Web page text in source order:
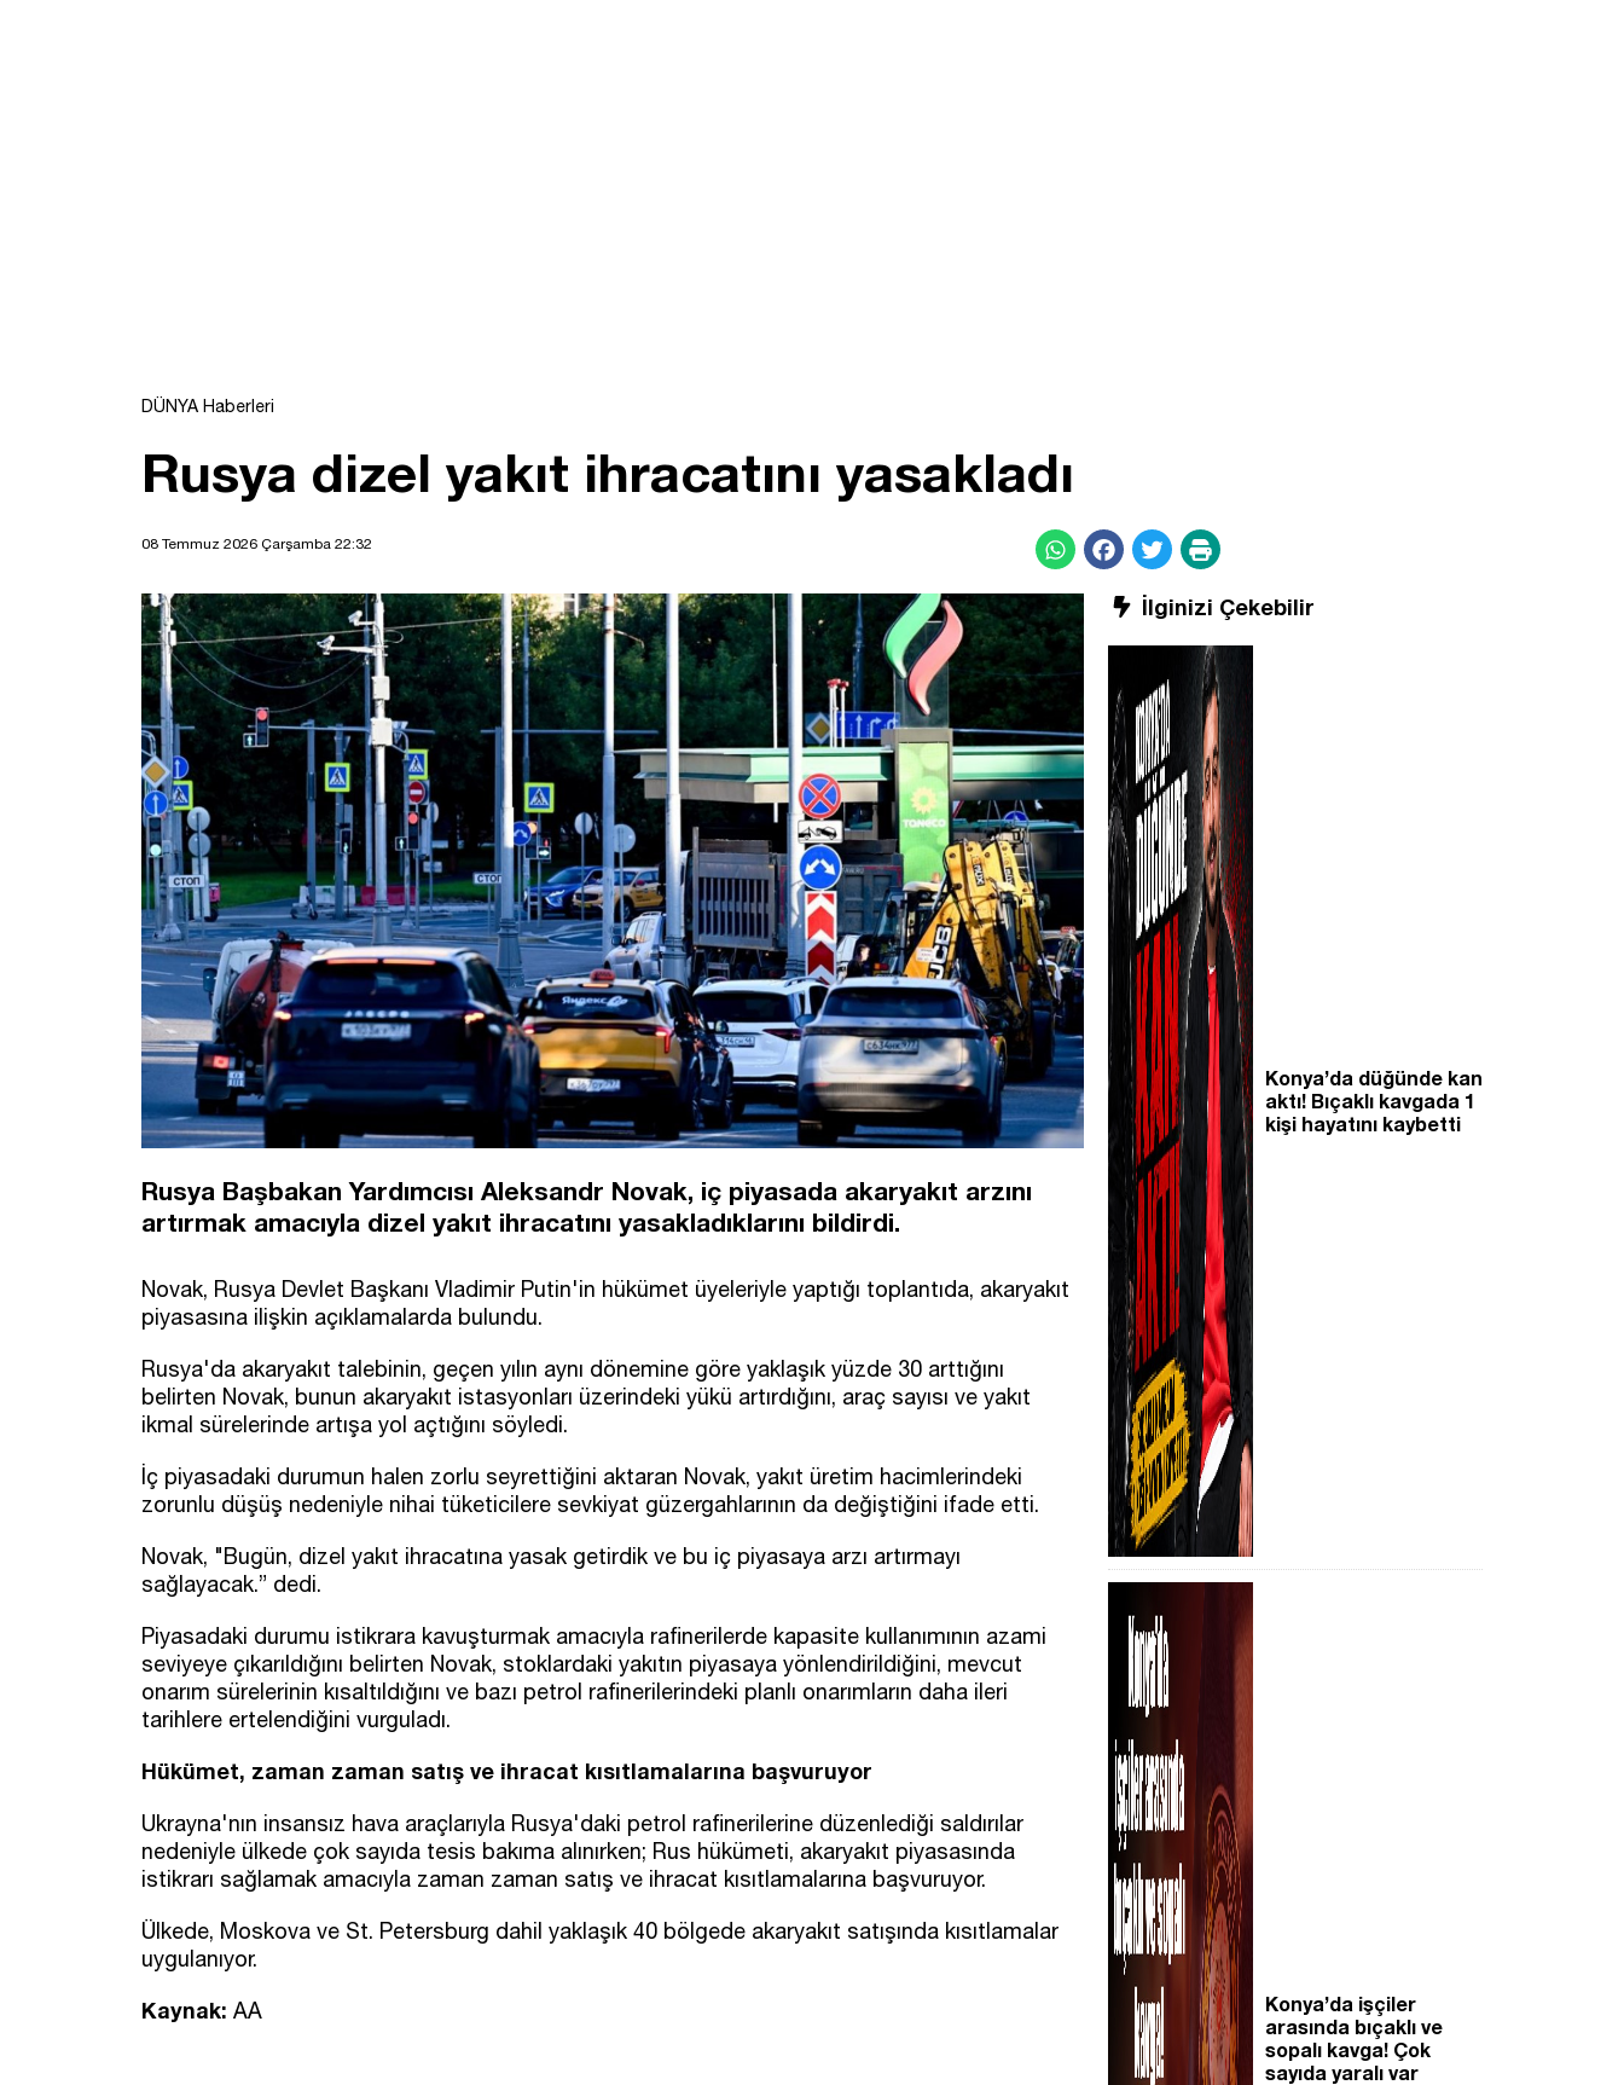
DÜNYA Haberleri
Rusya dizel yakıt ihracatını yasakladı
08 Temmuz 2026 Çarşamba 22:32
Rusya Başbakan Yardımcısı Aleksandr Novak, iç piyasada akaryakıt arzını
artırmak amacıyla dizel yakıt ihracatını yasakladıklarını bildirdi.
Novak, Rusya Devlet Başkanı Vladimir Putin'in hükümet üyeleriyle yaptığı toplantıda, akaryakıt
piyasasına ilişkin açıklamalarda bulundu.
Rusya'da akaryakıt talebinin, geçen yılın aynı dönemine göre yaklaşık yüzde 30 arttığını
belirten Novak, bunun akaryakıt istasyonları üzerindeki yükü artırdığını, araç sayısı ve yakıt
ikmal sürelerinde artışa yol açtığını söyledi.
İç piyasadaki durumun halen zorlu seyrettiğini aktaran Novak, yakıt üretim hacimlerindeki
zorunlu düşüş nedeniyle nihai tüketicilere sevkiyat güzergahlarının da değiştiğini ifade etti.
Novak, "Bugün, dizel yakıt ihracatına yasak getirdik ve bu iç piyasaya arzı artırmayı
sağlayacak.” dedi.
Piyasadaki durumu istikrara kavuşturmak amacıyla rafinerilerde kapasite kullanımının azami
seviyeye çıkarıldığını belirten Novak, stoklardaki yakıtın piyasaya yönlendirildiğini, mevcut
onarım sürelerinin kısaltıldığını ve bazı petrol rafinerilerindeki planlı onarımların daha ileri
tarihlere ertelendiğini vurguladı.
Hükümet, zaman zaman satış ve ihracat kısıtlamalarına başvuruyor
Ukrayna'nın insansız hava araçlarıyla Rusya'daki petrol rafinerilerine düzenlediği saldırılar
nedeniyle ülkede çok sayıda tesis bakıma alınırken; Rus hükümeti, akaryakıt piyasasında
istikrarı sağlamak amacıyla zaman zaman satış ve ihracat kısıtlamalarına başvuruyor.
Ülkede, Moskova ve St. Petersburg dahil yaklaşık 40 bölgede akaryakıt satışında kısıtlamalar
uygulanıyor.
Kaynak: AA
İlginizi Çekebilir
Konya’da düğünde kan
aktı! Bıçaklı kavgada 1
kişi hayatını kaybetti
Konya’da işçiler
arasında bıçaklı ve
sopalı kavga! Çok
sayıda yaralı var